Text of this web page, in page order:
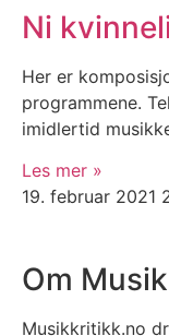
Ni
Her er
programmene.
imidlertid
Les mer »
19. februar 2021
Om
Musikkritikk.no